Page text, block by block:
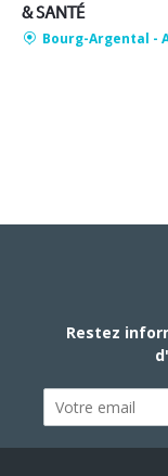
& SANTÉ
Bourg-Argental -
Restez